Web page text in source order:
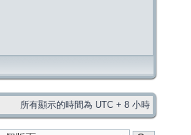
所有顯示的時間為 UTC + 8 小時